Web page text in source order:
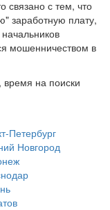
связано с тем, что
заработную плату,
мошенничеством в
на поиски
Петербург
Новгород